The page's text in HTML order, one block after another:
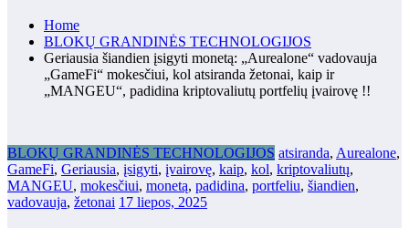
Home
BLOKŲ GRANDINĖS TECHNOLOGIJOS
Geriausia šiandien įsigyti monetą: „Aurealone“ vadovauja
„GameFi“ mokesčiui, kol atsiranda žetonai, kaip ir
„MANGEU“, padidina kriptovaliutų portfelių įvairovę !!
BLOKŲ GRANDINĖS TECHNOLOGIJOS atsiranda, Aurealone,
GameFi, Geriausia, įsigyti, įvairovę, kaip, kol, kriptovaliutų,
MANGEU, mokesčiui, monetą, padidina, portfeliu, šiandien,
vadovauja, žetonai 17 liepos, 2025